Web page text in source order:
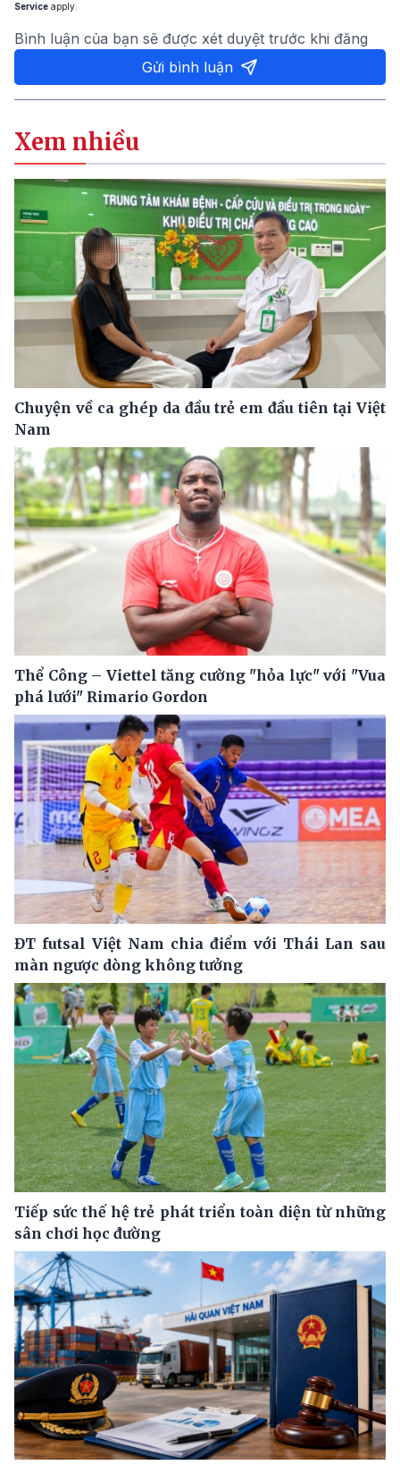
Service apply.
Bình luận của bạn sẽ được xét duyệt trước khi đăng
Gửi bình luận
Xem nhiều
Chuyện về ca ghép da đầu trẻ em đầu tiên tại Việt
Nam
Thể Công – Viettel tăng cường "hỏa lực" với "Vua
phá lưới" Rimario Gordon
ĐT futsal Việt Nam chia điểm với Thái Lan sau
màn ngược dòng không tưởng
Tiếp sức thế hệ trẻ phát triển toàn diện từ những
sân chơi học đường